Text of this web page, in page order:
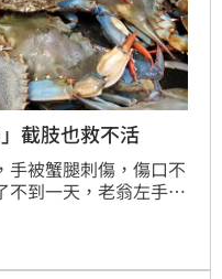
截肢也救不活
手被蟹腿刺傷，傷口不
不到一天，老翁左手的
截肢、血液透析等，